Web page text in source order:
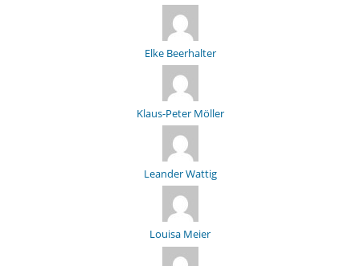
Elke Beerhalter
Klaus-Peter Möller
Leander Wattig
Louisa Meier